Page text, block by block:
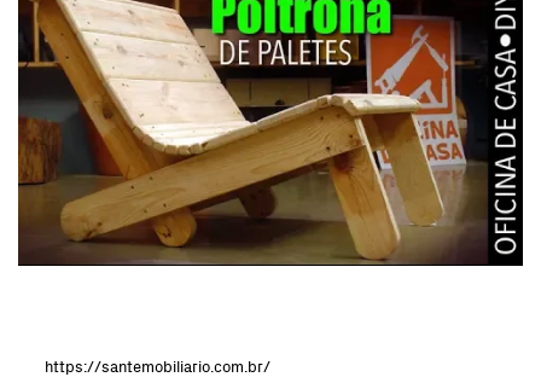
https://santemobiliario.com.br/